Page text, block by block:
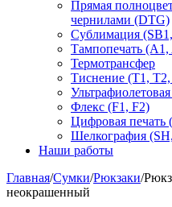
Прямая
чернилами (DTG)
Сублимация
Тампопечать
Термотрансфер
Тиснение (Т1,
Флекс (F1, F2)
Цифровая печать
Шелкография
Наши работы
Главная/Сумки/Рюкзаки/
неокрашенный